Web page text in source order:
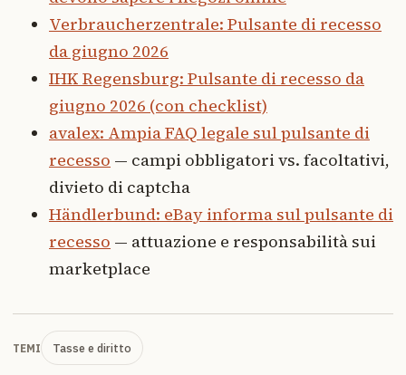
Verbraucherzentrale: Pulsante di recesso
da giugno 2026
IHK Regensburg: Pulsante di recesso da
giugno 2026 (con checklist)
avalex: Ampia FAQ legale sul pulsante di
recesso — campi obbligatori vs. facoltativi,
divieto di captcha
Händlerbund: eBay informa sul pulsante di
recesso — attuazione e responsabilità sui
marketplace
TEMI Tasse e diritto